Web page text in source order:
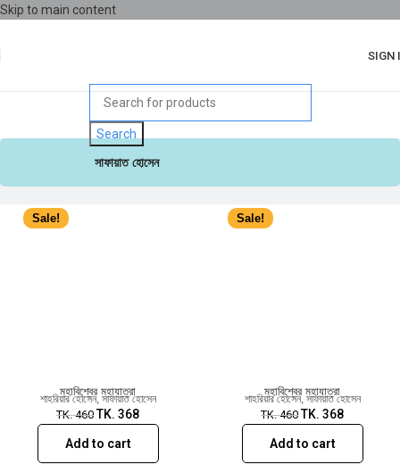
Skip to main content
SIGN
Search
সাফায়াত হোসেন
Sale!
মহাবিশ্বের মহাযাত্রা
শাহরিয়ার হোসেন, সাফায়াত হোসেন
TK.460 TK. 368
Add to cart
Sale!
মহাবিশ্বের মহাযাত্রা
শাহরিয়ার হোসেন, সাফায়াত হোসেন
TK.460 TK. 368
Add to cart